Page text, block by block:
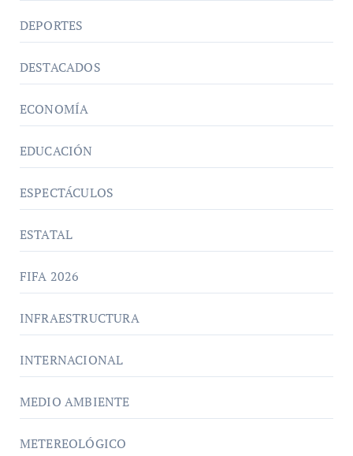
DEPORTES
DESTACADOS
ECONOMÍA
EDUCACIÓN
ESPECTÁCULOS
ESTATAL
FIFA 2026
INFRAESTRUCTURA
INTERNACIONAL
MEDIO AMBIENTE
METEREOLÓGICO